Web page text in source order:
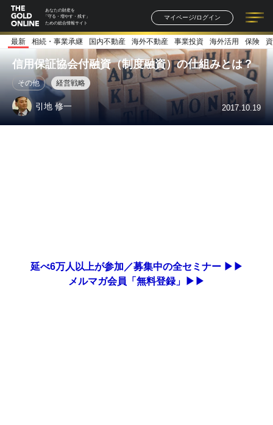
あなたの財産を
「守る・増やす・残す」
ための総合情報サイト
マイページ/ログイン
記事一覧 連載一覧
著者一覧 書籍一覧
最新 相続・事業承継 国内不動産 海外不動産 事業投資 海外活用 保険
信用保証協会付融資（制度融資）の仕組みとは？
その他 経営戦略
引地 修一 2017.10.19
延べ6万人以上が参加／募集中の全セミナー ▶▶
メルマガ会員「無料登録」▶▶